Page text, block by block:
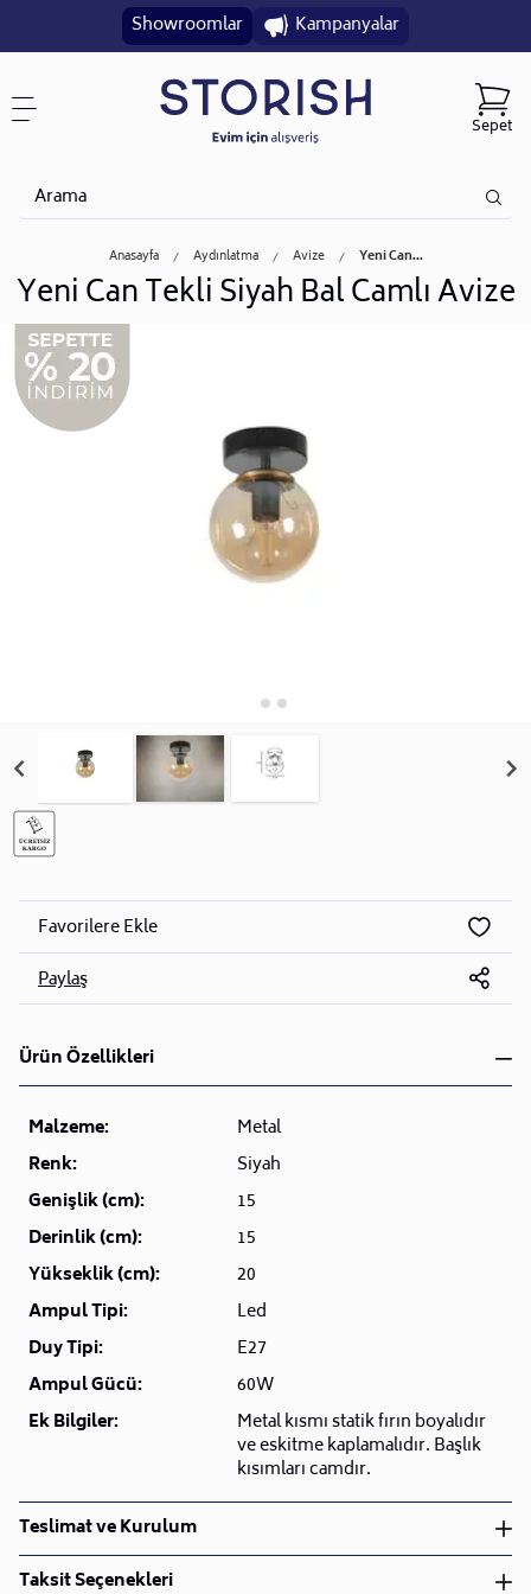
Showroomlar Kampanyalar
Sepet
Anasayfa Aydınlatma Avize Yeni Can...
Yeni Can Tekli Siyah Bal Camlı Avize
Favorilere Ekle
Paylaş
Ürün Özellikleri
Malzeme:
Metal
Renk:
Siyah
Genişlik (cm):
15
Derinlik (cm):
15
Yükseklik (cm):
20
Ampul Tipi:
Led
Duy Tipi:
E27
Ampul Gücü:
60W
Ek Bilgiler:
Metal kısmı statik fırın boyalıdır
ve eskitme kaplamalıdır. Başlık
kısımları camdır.
Teslimat ve Kurulum
Teslimat ve Kurulum
Taksit Seçenekleri